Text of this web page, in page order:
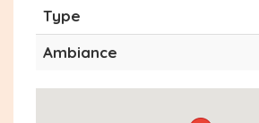
Type
Ambiance